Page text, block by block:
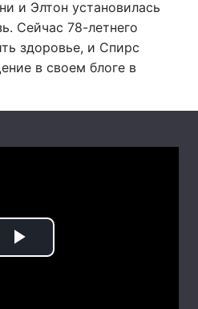
и Элтон установилась
Сейчас 78-летнего
здоровье, и Спирс
в своем блоге в